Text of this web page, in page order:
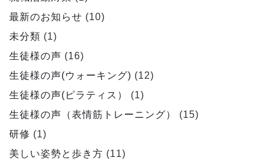
最新のお知らせ (10)
未分類 (1)
生徒様の声 (16)
生徒様の声(ウォーキング) (12)
生徒様の声(ピラティス）
(1)
生徒様の声（表情筋トレーニング）
(15)
研修 (1)
美しい姿勢と歩き方 (11)